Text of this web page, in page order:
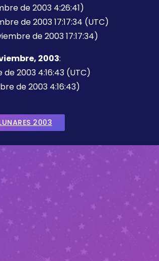
de 2003 4:26:41)
de 2003 17:17:34 (UTC)
de 2003 17:17:34)
2003:
2003 4:16:43 (UTC)
de 2003 4:16:43)
2003